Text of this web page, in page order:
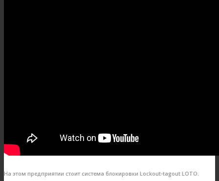
На этом предприятии стоит система блокировки Lockout-tagout LOTO.